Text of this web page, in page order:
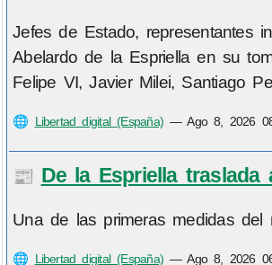
Jefes de Estado, representantes
Abelardo de la Espriella en su
Felipe VI, Javier Milei, Santiago
🌐 Libertad digital (España) —Ago 8, 2026
📰 De la Espriella
Una de las primeras medidas del
🌐 Libertad digital (España) —Ago 8, 2026